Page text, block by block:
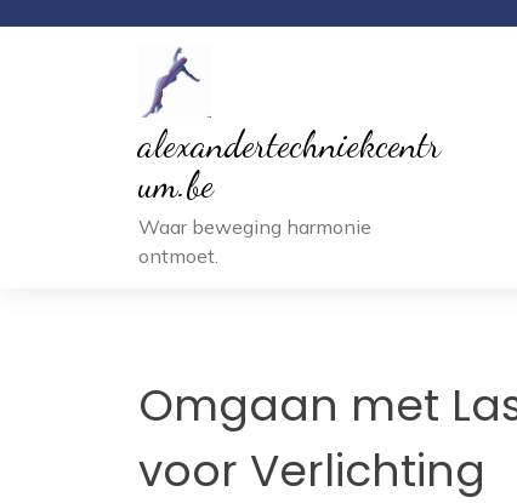
alexandertechniekcentr
um.be
Waar beweging harmonie
ontmoet.
Omgaan met
voor Verlichting